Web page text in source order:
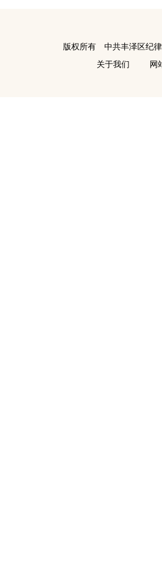
版权所有 中共丰泽区纪
关于我们
网